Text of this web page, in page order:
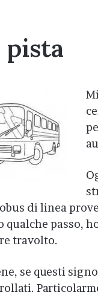
pista
di linea
qualche passo,
travolto.
se questi